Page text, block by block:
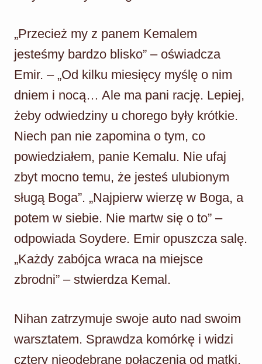
„Przecież my z panem Kemalem
jesteśmy bardzo blisko” – oświadcza
Emir. – „Od kilku miesięcy myślę o nim
dniem i nocą… Ale ma pani rację. Lepiej,
żeby odwiedziny u chorego były krótkie.
Niech pan nie zapomina o tym, co
powiedziałem, panie Kemalu. Nie ufaj
zbyt mocno temu, że jesteś ulubionym
sługą Boga”. „Najpierw wierzę w Boga, a
potem w siebie. Nie martw się o to” –
odpowiada Soydere. Emir opuszcza salę.
„Każdy zabójca wraca na miejsce
zbrodni” – stwierdza Kemal.
Nihan zatrzymuje swoje auto nad swoim
warsztatem. Sprawdza komórkę i widzi
cztery nieodebrane połączenia od matki.